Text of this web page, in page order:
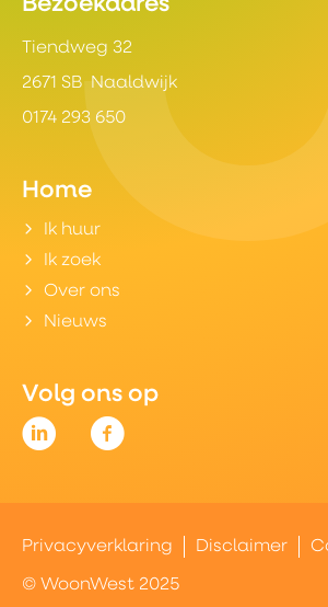
Tiendweg 32
2671 SB Naaldwijk
0174 293 650
Home
Ik huur
Ik zoek
Over ons
Nieuws
Volg ons op
© WoonWest 2025
Privacyverklaring Disclaimer